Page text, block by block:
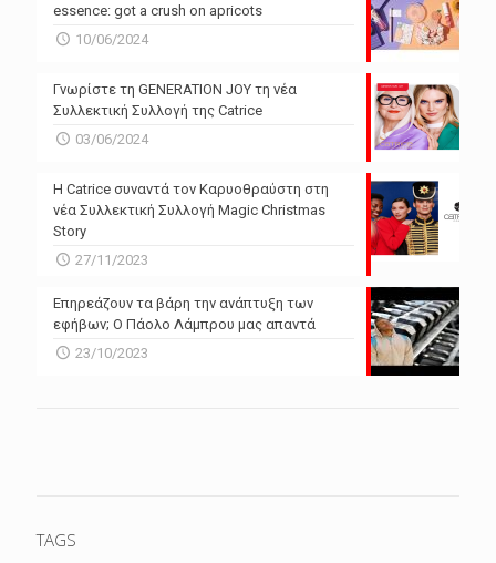
essence: got a crush on apricots
10/06/2024
Γνωρίστε τη GENERATION JOY τη νέα
Συλλεκτική Συλλογή της Catrice
03/06/2024
Η Catrice συναντά τον Καρυοθραύστη στη
νέα Συλλεκτική Συλλογή Magic Christmas
Story
27/11/2023
Επηρεάζουν τα βάρη την ανάπτυξη των
εφήβων; Ο Πάολο Λάμπρου μας απαντά
23/10/2023
TAGS